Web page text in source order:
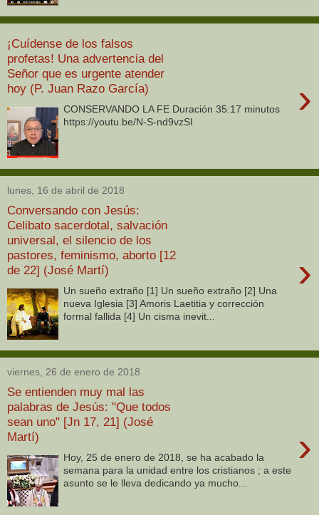
¡Cuídense de los falsos
profetas! Una advertencia del
Señor que es urgente atender
hoy (P. Juan Razo García)
›
CONSERVANDO LA FE Duración 35:17 minutos
https://youtu.be/N-S-nd9vzSI
lunes, 16 de abril de 2018
Conversando con Jesús:
Celibato sacerdotal, salvación
universal, el silencio de los
pastores, feminismo, aborto [12
de 22] (José Martí)
›
Un sueño extraño [1] Un sueño extraño [2] Una
nueva Iglesia [3] Amoris Laetitia y corrección
formal fallida [4] Un cisma inevit...
viernes, 26 de enero de 2018
Se entienden muy mal las
palabras de Jesús: "Que todos
sean uno" [Jn 17, 21] (José
Martí)
›
Hoy, 25 de enero de 2018, se ha acabado la
semana para la unidad entre los cristianos ; a este
asunto se le lleva dedicando ya mucho...